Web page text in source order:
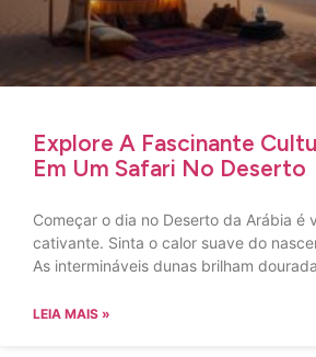
Explore A Fascinante
Em Um Safari No Deserto
Começar o dia no Deserto da Arábia é
cativante. Sinta o calor suave do
As intermináveis ​​dunas brilham
LEIA MAIS »